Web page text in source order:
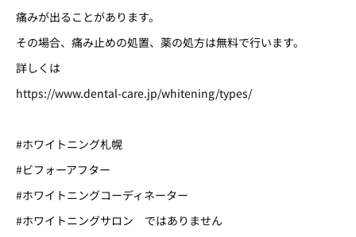
痛みが出ることがあります。
その場合、痛み止めの処置、薬の処方は無料で行います。
詳しくは
https://www.dental-care.jp/whitening/types/
#ホワイトニング札幌
#ビフォーアフター
#ホワイトニングコーディネーター
#ホワイトニングサロン ではありません